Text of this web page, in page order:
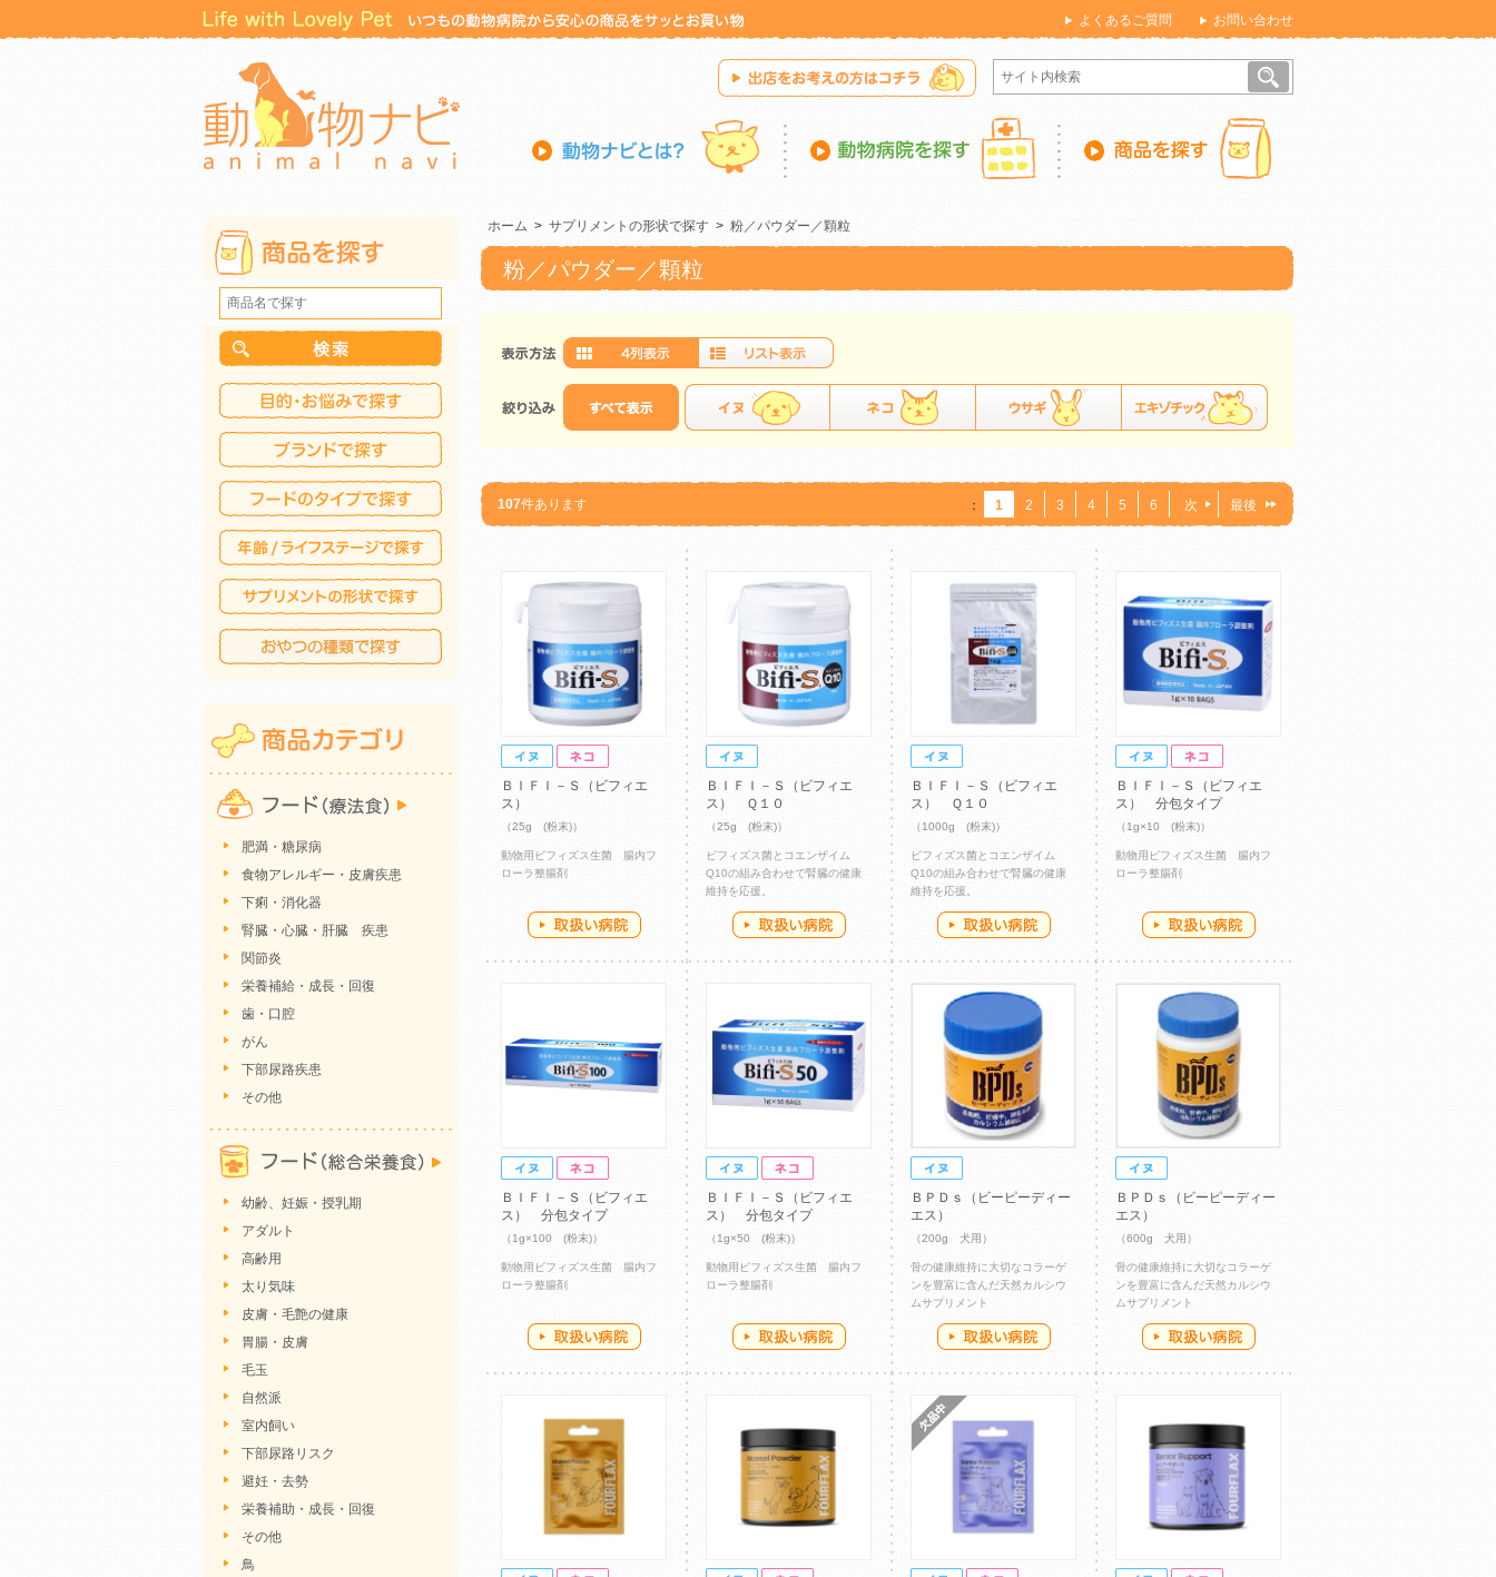
よくあるご質問 お問い合わせ
ホーム > サプリメントの形状で探す > 粉／パウダー／顆粒
粉／パウダー／顆粒
107件あります ： 1 2 3 4 5 6 次 最後
ＢＩＦＩ－Ｓ（ビフィエ
ス）
（25g (粉末)）
動物用ビフィズス生菌 腸内フ
ローラ整腸剤
ＢＩＦＩ－Ｓ（ビフィエ
ス） Ｑ１０
（25g (粉末)）
ビフィズス菌とコエンザイム
Q10の組み合わせで腎臓の健康
維持を応援。
ＢＩＦＩ－Ｓ（ビフィエ
ス） Ｑ１０
（1000g (粉末)）
ビフィズス菌とコエンザイム
Q10の組み合わせで腎臓の健康
維持を応援。
ＢＩＦＩ－Ｓ（ビフィエ
ス） 分包タイプ
（1g×10 (粉末)）
動物用ビフィズス生菌 腸内フ
ローラ整腸剤
ＢＩＦＩ－Ｓ（ビフィエ
ス） 分包タイプ
（1g×100 (粉末)）
動物用ビフィズス生菌 腸内フ
ローラ整腸剤
ＢＩＦＩ－Ｓ（ビフィエ
ス） 分包タイプ
（1g×50 (粉末)）
動物用ビフィズス生菌 腸内フ
ローラ整腸剤
ＢＰＤｓ（ビーピーディー
エス）
（200g 犬用）
骨の健康維持に大切なコラーゲ
ンを豊富に含んだ天然カルシウ
ムサプリメント
ＢＰＤｓ（ビーピーディー
エス）
（600g 犬用）
骨の健康維持に大切なコラーゲ
ンを豊富に含んだ天然カルシウ
ムサプリメント
肥満・糖尿病
食物アレルギー・皮膚疾患
下痢・消化器
腎臓・心臓・肝臓 疾患
関節炎
栄養補給・成長・回復
歯・口腔
がん
下部尿路疾患
その他
幼齢、妊娠・授乳期
アダルト
高齢用
太り気味
皮膚・毛艶の健康
胃腸・皮膚
毛玉
自然派
室内飼い
下部尿路リスク
避妊・去勢
栄養補助・成長・回復
その他
鳥